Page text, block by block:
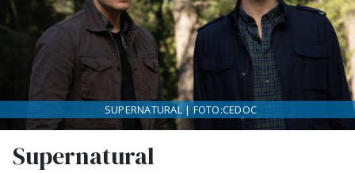
Supernatural
SUPERNATURAL | FOTO:CEDOC